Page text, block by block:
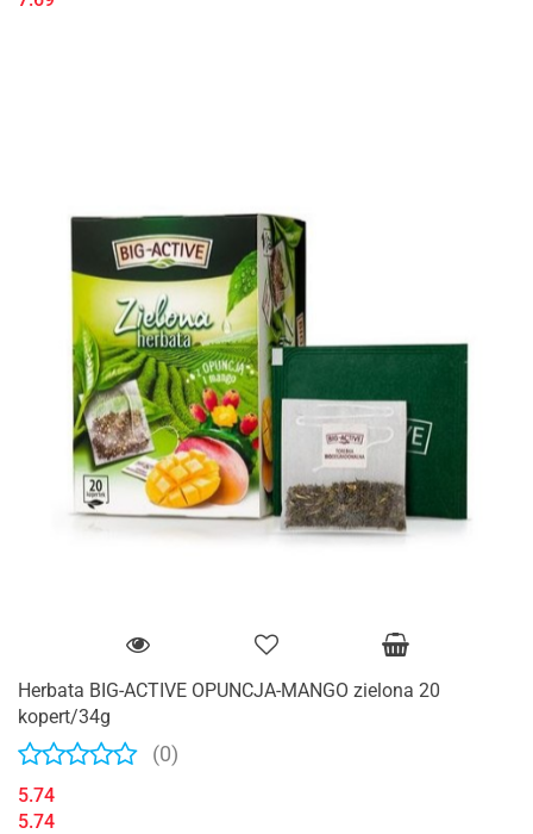
Herbata BIG-ACTIVE OPUNCJA-MANGO zielona 20
kopert/34g
(0)
5.74
5.74